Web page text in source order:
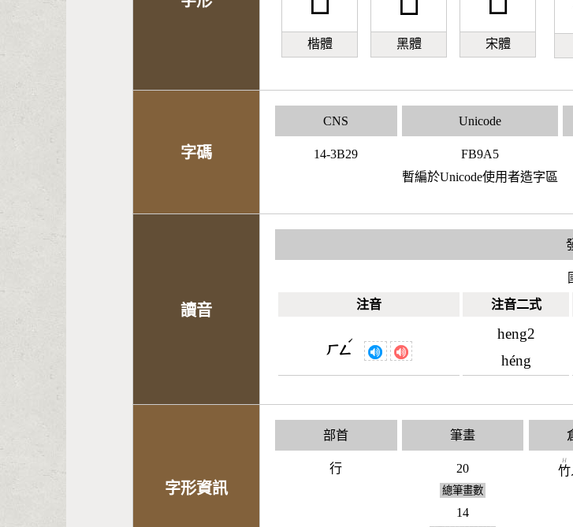
楷體 黑體 宋體
字碼
CNS
14-3B29
Unicode
FB9A5
暫編於Unicode使用者造字區
讀音
注音
注音二式
ㄏㄥ
ˊ
heng2
héng
字形資訊
部首
行
筆畫
20
總筆畫數
14
竹
H